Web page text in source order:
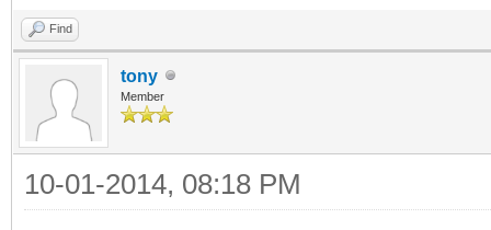
Find
tony
Member
10-01-2014, 08:18 PM